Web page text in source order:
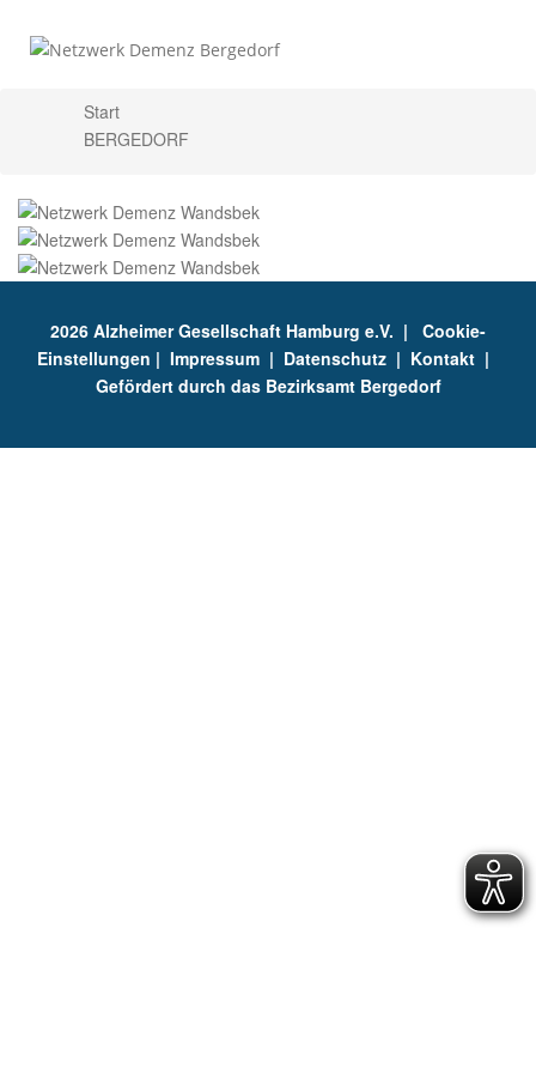
Start
BERGEDORF
2026 Alzheimer Gesellschaft Hamburg e.V. | Cookie-
Einstellungen | Impressum | Datenschutz | Kontakt |
Gefördert durch das Bezirksamt Bergedorf